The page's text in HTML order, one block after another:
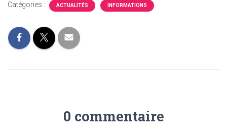
Catégories : ACTUALITÉS INFORMATIONS
0 commentaire